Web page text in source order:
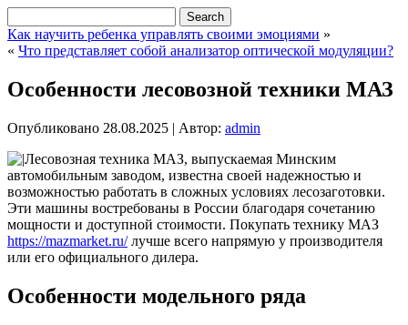
Как научить ребенка управлять своими эмоциями »
« Что представляет собой анализатор оптической модуляции?
Особенности лесовозной техники МАЗ
Опубликовано 28.08.2025 | Автор: admin
Лесовозная техника МАЗ, выпускаемая Минским
автомобильным заводом, известна своей надежностью и
возможностью работать в сложных условиях лесозаготовки.
Эти машины востребованы в России благодаря сочетанию
мощности и доступной стоимости. Покупать технику МАЗ
https://mazmarket.ru/лучше всего напрямую у производителя
или его официального дилера.
Особенности модельного ряда